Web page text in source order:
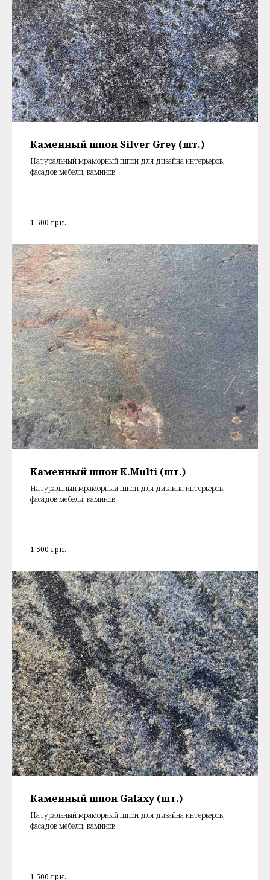
Каменный шпон Silver Grey (шт.)
Натуральный мраморный шпон для дизайна интерьеров,
фасадов мебели, каминов
1 500 грн.
Каменный шпон K.Multi (шт.)
Натуральный мраморный шпон для дизайна интерьеров,
фасадов мебели, каминов
1 500 грн.
Каменный шпон Galaxy (шт.)
Натуральный мраморный шпон для дизайна интерьеров,
фасадов мебели, каминов
1 500 грн.